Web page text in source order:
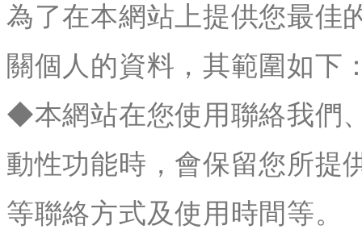
為了在本網站上提供您最佳
關個人的資料，其範圍如下
◆本網站在您使用聯絡我們
動性功能時，會保留您所
等聯絡方式及使用時間等。